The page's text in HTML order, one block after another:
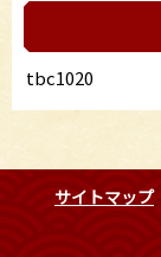
tbc1020
サイトマップ